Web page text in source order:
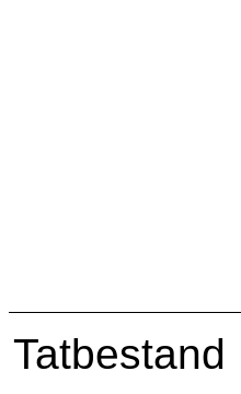
Tatbestand